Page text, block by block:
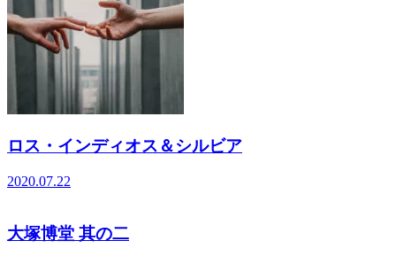
ロス・インディオス＆シルビア
2020.07.22
大塚博堂 其の二